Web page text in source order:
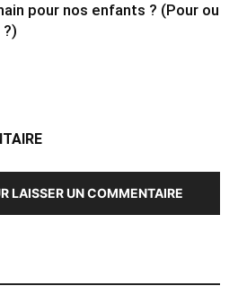
pour nos enfants ? (Pour ou
LAISSER UN COMMENTAIRE